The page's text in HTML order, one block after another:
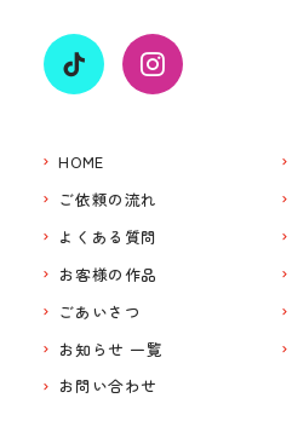
HOME
ご依頼の流れ
よくある質問
お客様の作品
ごあいさつ
お知らせ 一覧
お問い合わせ